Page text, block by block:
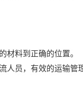
材料到正确的位置。
人员，有效的运输